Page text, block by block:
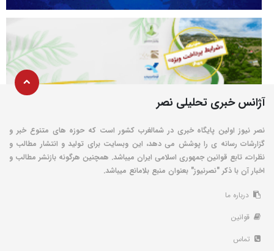
آژانس خبری تحلیلی نصر
نصر نیوز اولین پایگاه خبری در شمالغرب کشور است که حوزه های متنوع خبر و
گزارشات رسانه ی را پوشش می دهد، این وبسایت برای تولید و انتشار مطالب و
نظرات، تابع قوانین جمهوری اسلامی ایران میباشد. همچنین هرگونه بازنشر مطالب و
اخبار آن با ذکر "نصرنیوز" بعنوان منبع بلامانع میباشد.
درباره ما
قوانین
تماس